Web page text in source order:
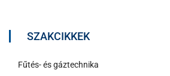
SZAKCIKKEK
Fűtés- és gáztechnika